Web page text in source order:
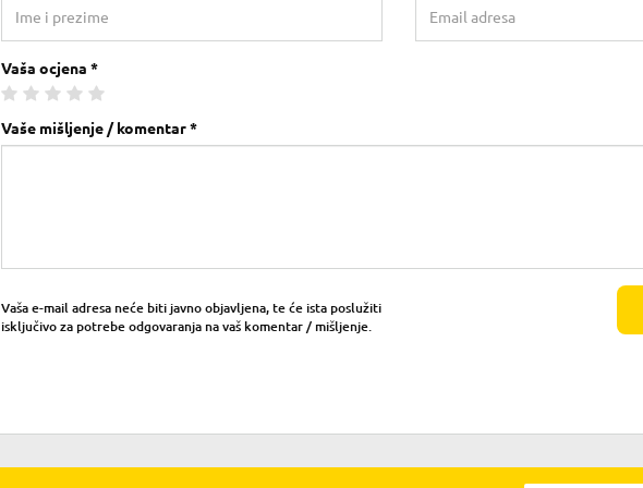
Vaša ocjena *
Vaše mišljenje / komentar *
Vaša e-mail adresa neće biti javno objavljena, te će ista poslužiti
isključivo za potrebe odgovaranja na vaš komentar / mišljenje.